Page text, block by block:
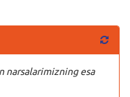
narsalarimizning esa